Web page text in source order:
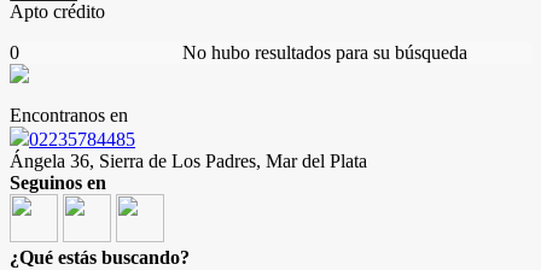
Apto crédito
No hubo resultados para su búsqueda
0
Encontranos en
02235784485
Ángela 36, Sierra de Los Padres, Mar del Plata
Seguinos en
¿Qué estás buscando?